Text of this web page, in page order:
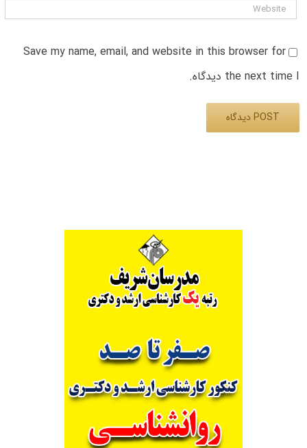
Save my name, email, and website in this browser for
the next time I دیدگاه.